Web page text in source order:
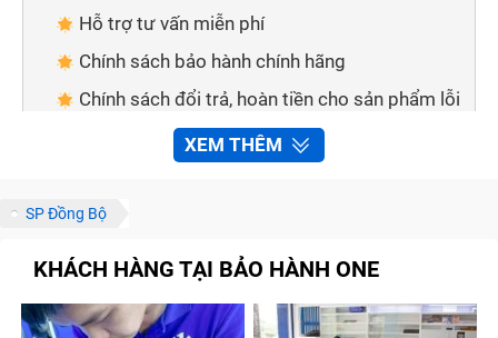
Hỗ trợ tư vấn miễn phí
Chính sách bảo hành chính hãng
Chính sách đổi trả, hoàn tiền cho sản phẩm lỗi
Đa dạng hình thức thanh toán
Cách thức để liên hệ với Trung Tâm Bảo Hành
Thông qua số điện thoại
Thông qua các kênh thông tin
XEM THÊM
SP Đồng Bộ
KHÁCH HÀNG TẠI BẢO HÀNH ONE